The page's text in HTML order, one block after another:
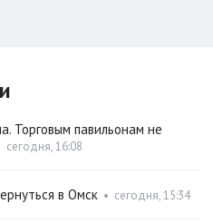
Торговым павильонам не
сегодня, 16:08
в Омск • сегодня, 15:34